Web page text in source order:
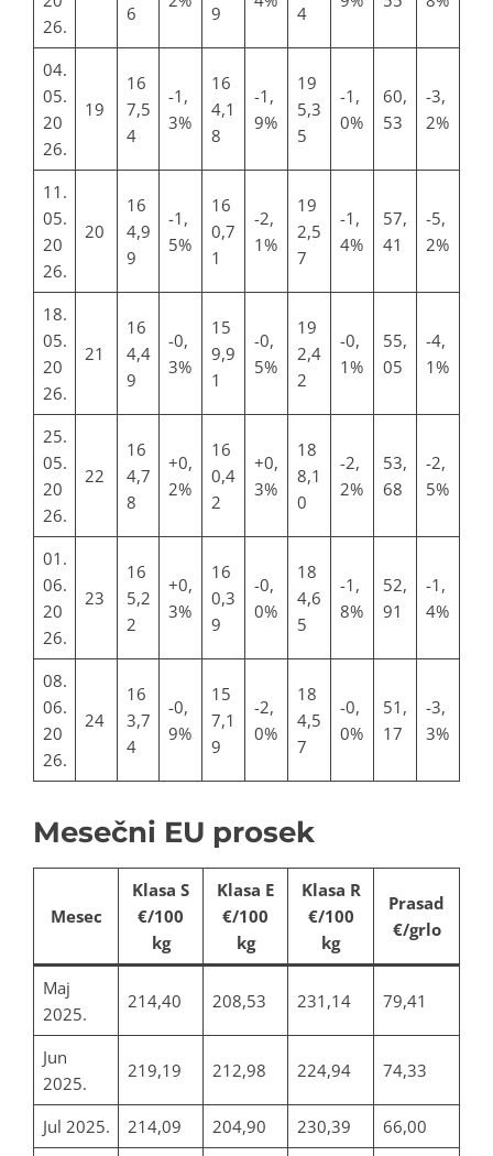
26.
6 9 4
04.
05.
20
26.
19
16
7,5
4
-1,
3%
16
4,1
8
-1,
9%
19
5,3
5
-1,
0%
60,
53
-3,
2%
11.
05.
20
26.
20
16
4,9
9
-1,
5%
16
0,7
1
-2,
1%
19
2,5
7
-1,
4%
57,
41
-5,
2%
18.
05.
20
26.
21
16
4,4
9
-0,
3%
15
9,9
1
-0,
5%
19
2,4
2
-0,
1%
55,
05
-4,
1%
25.
05.
20
26.
22
16
4,7
8
+0,
2%
16
0,4
2
+0,
3%
18
8,1
0
-2,
2%
53,
68
-2,
5%
01.
06.
20
26.
23
16
5,2
2
+0,
3%
16
0,3
9
-0,
0%
18
4,6
5
-1,
8%
52,
91
-1,
4%
08.
06.
20
26.
24
16
3,7
4
-0,
9%
15
7,1
9
-2,
0%
18
4,5
7
-0,
0%
51,
17
-3,
3%
Mesečni EU prosek
Mesec
Klasa S
€/100
kg
Klasa E
€/100
kg
Klasa R
€/100
kg
Prasad
€/grlo
Maj
2025.
214,40 208,53 231,14 79,41
Jun
2025.
219,19 212,98 224,94 74,33
Jul 2025. 214,09 204,90 230,39
66,00